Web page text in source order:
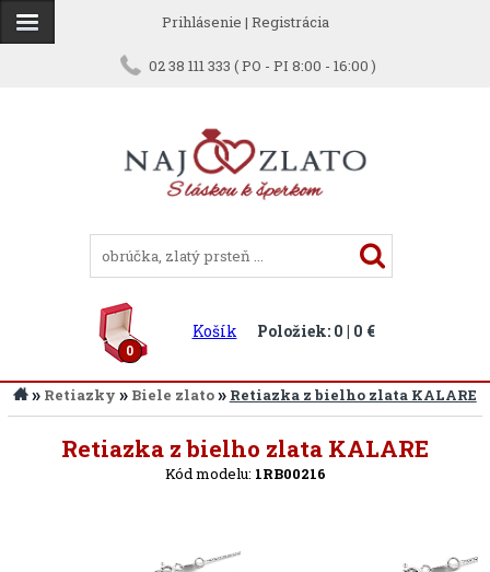
Prihlásenie | Registrácia
02 38 111 333 ( PO - PI 8:00 - 16:00 )
0
Košík Položiek: 0 | 0 €
» Retiazky » Biele zlato» Retiazka z bielho zlata KALARE
Retiazka z bielho zlata KALARE
Kód modelu: 1RB00216
Späť